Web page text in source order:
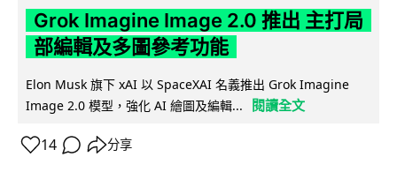
Grok Imagine Image 2.0 推出 主打局
部編輯及多圖參考功能
Elon Musk 旗下 xAI 以 SpaceXAI 名義推出 Grok Imagine
Image 2.0 模型，強化 AI 繪圖及編輯...
閱讀全文
14 分享